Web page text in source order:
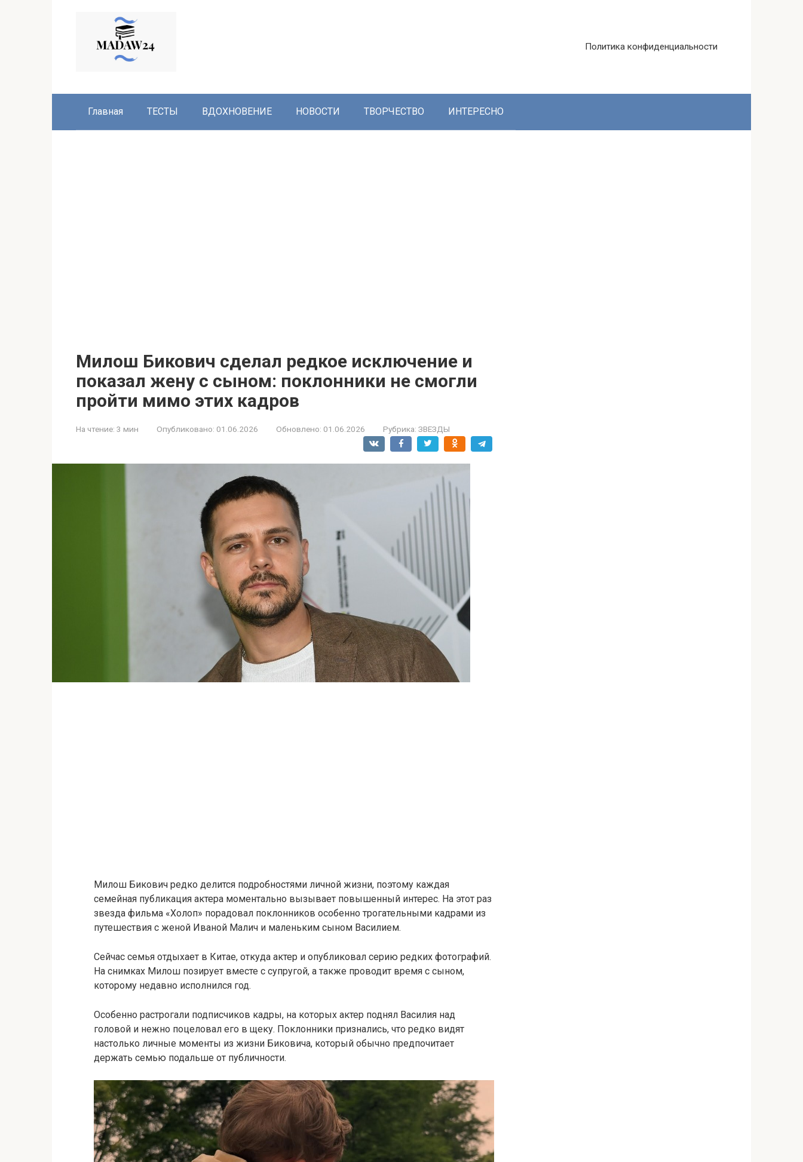
Политика конфиденциальности
Главная ТЕСТЫ ВДОХНОВЕНИЕ НОВОСТИ ТВОРЧЕСТВО ИНТЕРЕСНО
Милош Бикович сделал редкое исключение и
показал жену с сыном: поклонники не смогли
пройти мимо этих кадров
На чтение: 3 мин Опубликовано: 01.06.2026 Обновлено: 01.06.2026 Рубрика: ЗВЕЗДЫ
Милош Бикович редко делится подробностями личной жизни, поэтому каждая
семейная публикация актера моментально вызывает повышенный интерес. На этот раз
звезда фильма «Холоп» порадовал поклонников особенно трогательными кадрами из
путешествия с женой Иваной Малич и маленьким сыном Василием.
Сейчас семья отдыхает в Китае, откуда актер и опубликовал серию редких фотографий.
На снимках Милош позирует вместе с супругой, а также проводит время с сыном,
которому недавно исполнился год.
Особенно растрогали подписчиков кадры, на которых актер поднял Василия над
головой и нежно поцеловал его в щеку. Поклонники признались, что редко видят
настолько личные моменты из жизни Биковича, который обычно предпочитает
держать семью подальше от публичности.